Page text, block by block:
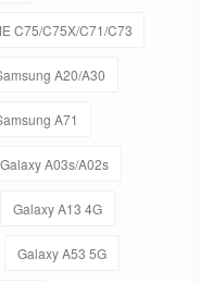
C75/C75X/C71/C73
A20/A30
A71
Galaxy A03s/A02s
Galaxy A13 4G
Galaxy A53 5G